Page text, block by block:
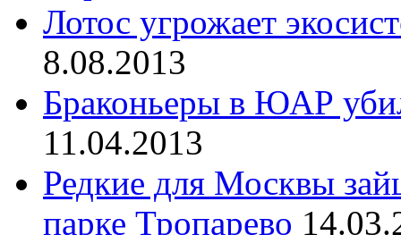
Лотос угрожает
8.08.2013
Браконьеры в ЮАР
11.04.2013
Редкие для Москвы
парке Тропарево